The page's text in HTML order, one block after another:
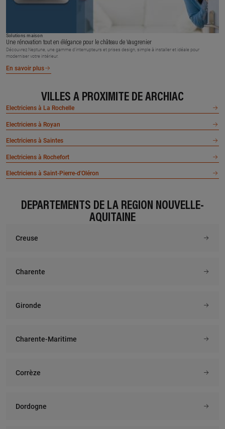
Solutions maison
Une rénovation tout en élégance pour le château de Vaugrenier
Découvrez Neptune, une gamme d’interrupteurs et prises design, simple à installer et idéale pour
moderniser votre intérieur.
En savoir plus
VILLES À PROXIMITÉ DE ARCHIAC
Electriciens à La Rochelle
Electriciens à Royan
Electriciens à Saintes
Electriciens à Rochefort
Electriciens à Saint-Pierre-d'Oléron
DÉPARTEMENTS DE LA RÉGION NOUVELLE-
AQUITAINE
Creuse
Charente
Gironde
Charente-Maritime
Corrèze
Dordogne